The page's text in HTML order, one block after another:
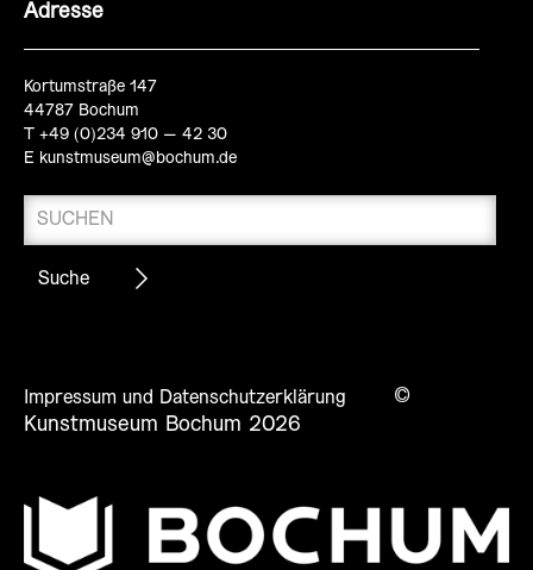
Adresse
Kortumstraße 147
44787 Bochum
T +49 (0)234 910 – 42 30
E kunstmuseum@bochum.de
Impressum und Datenschutzerklärung
©
Kunstmuseum Bochum 2026